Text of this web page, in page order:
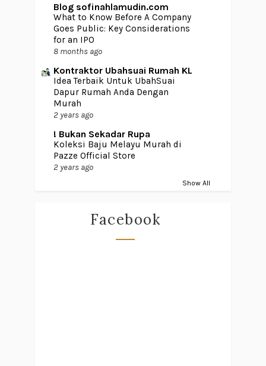
Blog sofinahlamudin.com
What to Know Before A Company
Goes Public: Key Considerations
for an IPO
8 months ago
Kontraktor Ubahsuai Rumah KL
Idea Terbaik Untuk UbahSuai
Dapur Rumah Anda Dengan
Murah
2 years ago
! Bukan Sekadar Rupa
Koleksi Baju Melayu Murah di
Pazze Official Store
2 years ago
Show All
Facebook